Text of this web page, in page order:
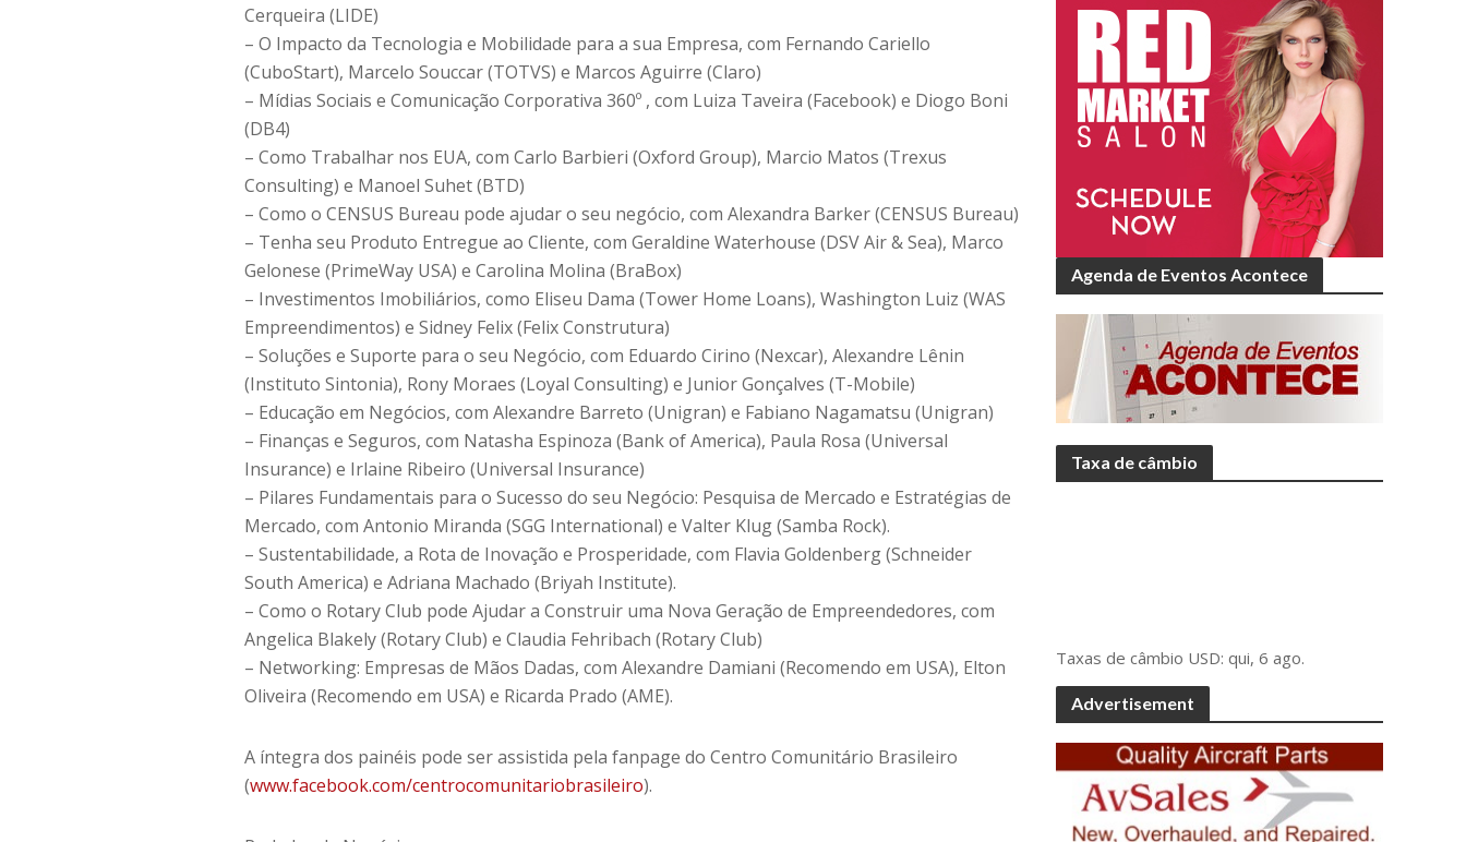
Cerqueira (LIDE)
– O Impacto da Tecnologia e Mobilidade para a sua Empresa, com Fernando Cariello
(CuboStart), Marcelo Souccar (TOTVS) e Marcos Aguirre (Claro)
– Mídias Sociais e Comunicação Corporativa 360º , com Luiza Taveira (Facebook) e Diogo Boni
(DB4)
– Como Trabalhar nos EUA, com Carlo Barbieri (Oxford Group), Marcio Matos (Trexus
Consulting) e Manoel Suhet (BTD)
– Como o CENSUS Bureau pode ajudar o seu negócio, com Alexandra Barker (CENSUS Bureau)
– Tenha seu Produto Entregue ao Cliente, com Geraldine Waterhouse (DSV Air & Sea), Marco
Gelonese (PrimeWay USA) e Carolina Molina (BraBox)
– Investimentos Imobiliários, como Eliseu Dama (Tower Home Loans), Washington Luiz (WAS
Empreendimentos) e Sidney Felix (Felix Construtura)
– Soluções e Suporte para o seu Negócio, com Eduardo Cirino (Nexcar), Alexandre Lênin
(Instituto Sintonia), Rony Moraes (Loyal Consulting) e Junior Gonçalves (T-Mobile)
– Educação em Negócios, com Alexandre Barreto (Unigran) e Fabiano Nagamatsu (Unigran)
– Finanças e Seguros, com Natasha Espinoza (Bank of America), Paula Rosa (Universal
Insurance) e Irlaine Ribeiro (Universal Insurance)
– Pilares Fundamentais para o Sucesso do seu Negócio: Pesquisa de Mercado e Estratégias de
Mercado, com Antonio Miranda (SGG International) e Valter Klug (Samba Rock).
– Sustentabilidade, a Rota de Inovação e Prosperidade, com Flavia Goldenberg (Schneider
South America) e Adriana Machado (Briyah Institute).
– Como o Rotary Club pode Ajudar a Construir uma Nova Geração de Empreendedores, com
Angelica Blakely (Rotary Club) e Claudia Fehribach (Rotary Club)
– Networking: Empresas de Mãos Dadas, com Alexandre Damiani (Recomendo em USA), Elton
Oliveira (Recomendo em USA) e Ricarda Prado (AME).
A íntegra dos painéis pode ser assistida pela fanpage do Centro Comunitário Brasileiro
(www.facebook.com/centrocomunitariobrasileiro).
Agenda de Eventos Acontece
Taxa de câmbio
Taxas de câmbio USD: qui, 6 ago.
Advertisement